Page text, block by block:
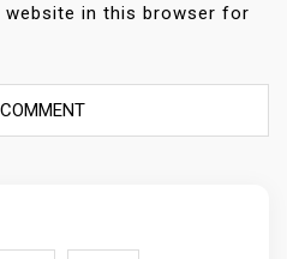
website in this browser for